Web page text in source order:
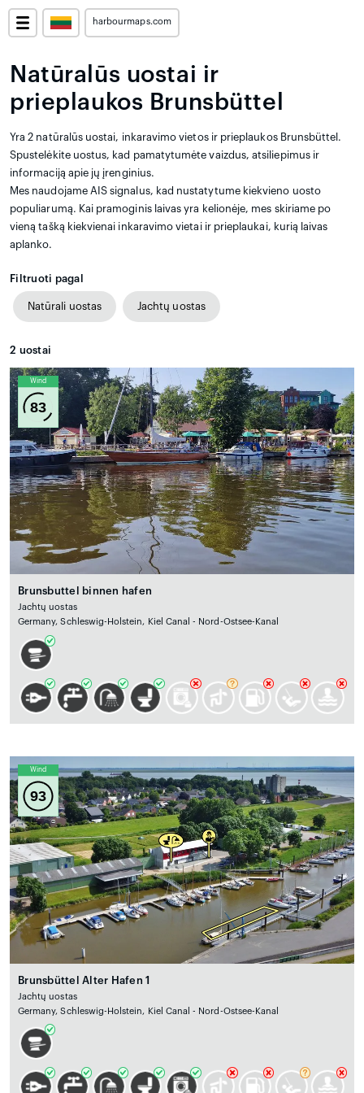
harbourmaps.com
Natūralūs uostai ir
prieplaukos Brunsbüttel
Yra 2 natūralūs uostai, inkaravimo vietos ir prieplaukos Brunsbüttel.
Spustelėkite uostus, kad pamatytumėte vaizdus, atsiliepimus ir
informaciją apie jų įrenginius.
Mes naudojame AIS signalus, kad nustatytume kiekvieno uosto
populiarumą. Kai pramoginis laivas yra kelionėje, mes skiriame po
vieną tašką kiekvienai inkaravimo vietai ir prieplaukai, kurią laivas
aplanko.
Filtruoti pagal
Natūrali uostas Jachtų uostas
2 uostai
Wind
83
Brunsbuttel binnen hafen
Jachtų uostas
Germany, Schleswig-Holstein, Kiel Canal - Nord-Ostsee-Kanal
Wind
93
Brunsbüttel Alter Hafen 1
Jachtų uostas
Germany, Schleswig-Holstein, Kiel Canal - Nord-Ostsee-Kanal